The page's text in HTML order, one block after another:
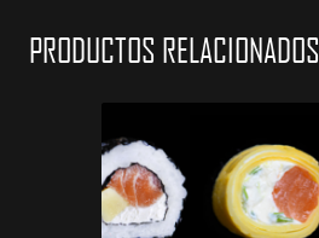
PRODUCTOS RELACIONADOS